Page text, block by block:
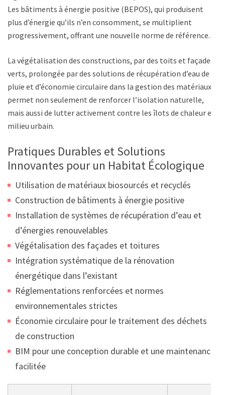
Les bâtiments à énergie positive (BEPOS), qui produisent
plus d’énergie qu’ils n’en consomment, se multiplient
progressivement, offrant une nouvelle norme de référence.
La végétalisation des constructions, par des toits et façades
verts, prolongée par des solutions de récupération d’eau de
pluie et d’économie circulaire dans la gestion des matériaux,
permet non seulement de renforcer l’isolation naturelle,
mais aussi de lutter activement contre les îlots de chaleur en
milieu urbain.
Pratiques Durables et Solutions
Innovantes pour un Habitat Écologique
Utilisation de matériaux biosourcés et recyclés
Construction de bâtiments à énergie positive
Installation de systèmes de récupération d’eau et
d’énergies renouvelables
Végétalisation des façades et toitures
Intégration systématique de la rénovation
énergétique dans l’existant
Réglementations renforcées et normes
environnementales strictes
Économie circulaire pour le traitement des déchets
de construction
BIM pour une conception durable et une maintenance
facilitée